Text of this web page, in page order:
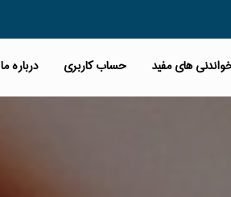
های مفید حساب کاربری درباره ما